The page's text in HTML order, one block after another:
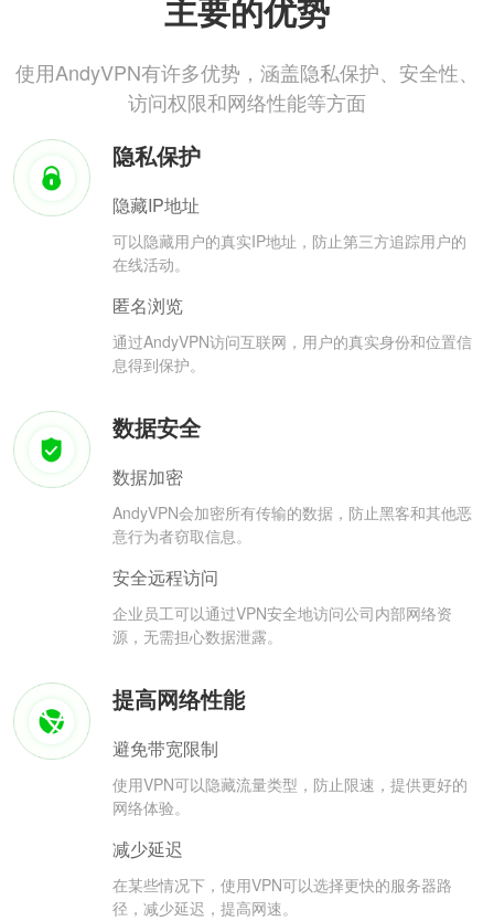
主要的优势
使用AndyVPN有许多优势，涵盖隐私保护、安全性、
访问权限和网络性能等方面
隐私保护
隐藏IP地址
可以隐藏用户的真实IP地址，防止第三方追踪用户的
在线活动。
匿名浏览
通过AndyVPN访问互联网，用户的真实身份和位置信
息得到保护。
数据安全
数据加密
AndyVPN会加密所有传输的数据，防止黑客和其他恶
意行为者窃取信息。
安全远程访问
企业员工可以通过VPN安全地访问公司内部网络资
源，无需担心数据泄露。
提高网络性能
避免带宽限制
使用VPN可以隐藏流量类型，防止限速，提供更好的
网络体验。
减少延迟
在某些情况下，使用VPN可以选择更快的服务器路
径，减少延迟，提高网速。